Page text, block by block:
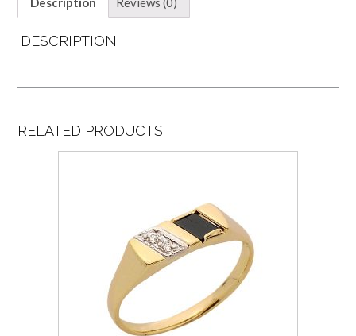
DESCRIPTION
RELATED PRODUCTS